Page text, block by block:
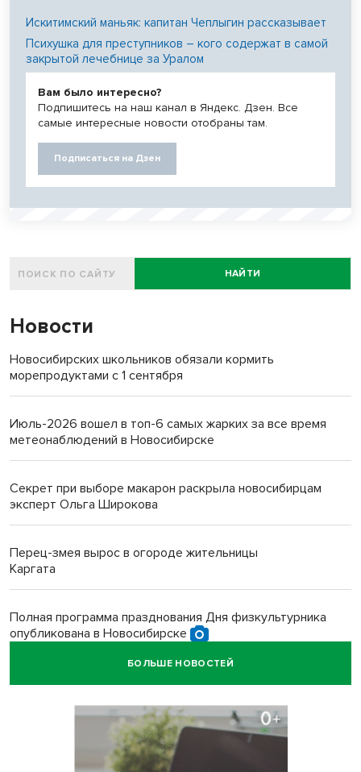
Искитимский маньяк: капитан Чеплыгин рассказывает
Психушка для преступников – кого содержат в самой
закрытой лечебнице за Уралом
Вам было интересно?
Подпишитесь на наш канал в Яндекс. Дзен. Все
самые интересные новости отобраны там.
Подписаться на Дзен
НАЙТИ
Новости
Новосибирских школьников обязали кормить
морепродуктами с 1 сентября
Июль-2026 вошел в топ-6 самых жарких за все время
метеонаблюдений в Новосибирске
Секрет при выборе макарон раскрыла новосибирцам
эксперт Ольга Широкова
Перец-змея вырос в огороде жительницы
Каргата
Полная программа празднования Дня физкультурника
опубликована в Новосибирске
Прогноз погоды на 8-9 августа в Новосибирске сделали
Площадки для контроля перегруза начали строить на
въездах в Новосибирск
БОЛЬШЕ НОВОСТЕЙ